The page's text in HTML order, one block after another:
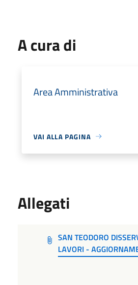
A cura di
Area Amministrativa
VAI ALLA PAGINA
Allegati
SAN TEODORO
LAVORI -